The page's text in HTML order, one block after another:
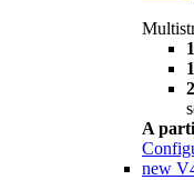
A
new